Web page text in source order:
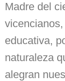
Madre del
educativa,
naturaleza
alegran